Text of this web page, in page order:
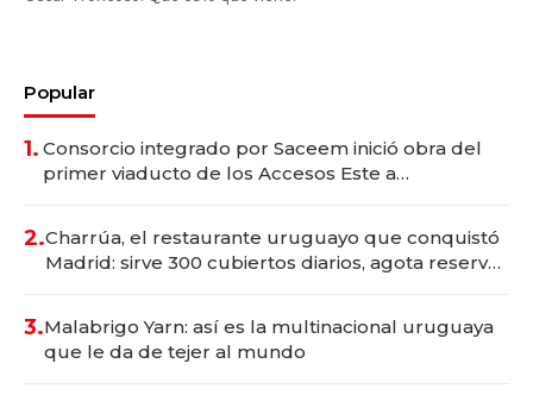
Popular
1. Consorcio integrado por Saceem inició obra del
primer viaducto de los Accesos Este a
2.Charrúa, el restaurante uruguayo que conquistó
Madrid: sirve 300 cubiertos diarios, agota reservas
3.Malabrigo Yarn: así es la multinacional uruguaya
que le da de tejer al mundo